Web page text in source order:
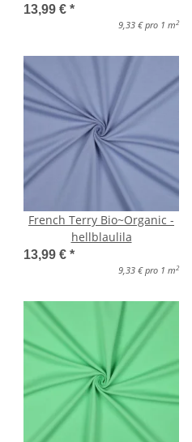
13,99 € *
9,33 € pro 1 m 2
French Terry Bio~Organic -
hellblaulila
13,99 € *
9,33 € pro 1 m 2